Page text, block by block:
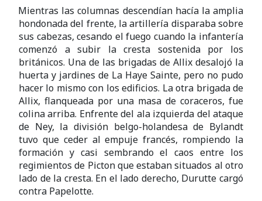
Mientras las columnas descendían hacía la amplia
hondonada del frente, la artillería disparaba sobre
sus cabezas, cesando el fuego cuando la infantería
comenzó a subir la cresta sostenida por los
británicos. Una de las brigadas de Allix desalojó la
huerta y jardines de La Haye Sainte, pero no pudo
hacer lo mismo con los edificios. La otra brigada de
Allix, flanqueada por una masa de coraceros, fue
colina arriba. Enfrente del ala izquierda del ataque
de Ney, la división belgo-holandesa de Bylandt
tuvo que ceder al empuje francés, rompiendo la
formación y casi sembrando el caos entre los
regimientos de Picton que estaban situados al otro
lado de la cresta. En el lado derecho, Durutte cargó
contra Papelotte.